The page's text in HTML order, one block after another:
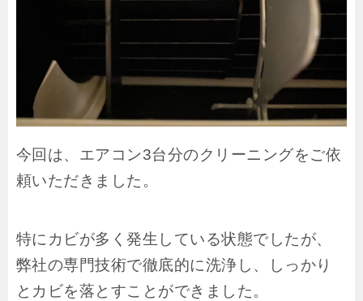
今回は、エアコン3台分のクリーニングをご依
頼いただきました。
特にカビが多く発生している状態でしたが、
弊社の専門技術で徹底的に洗浄し、しっかり
とカビを落とすことができました。